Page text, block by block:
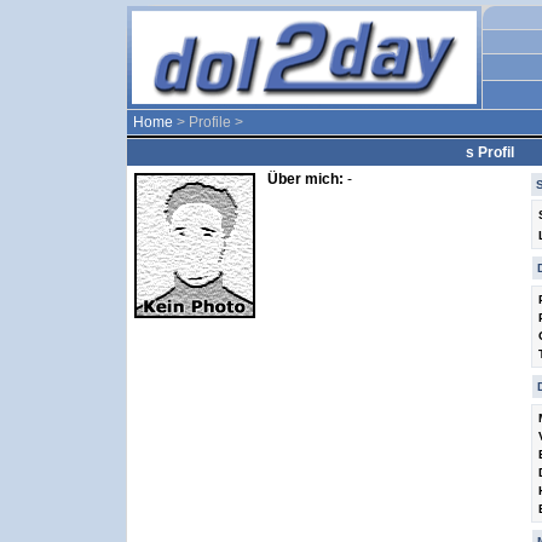
Home > Profile >
s Profil
Über mich: -